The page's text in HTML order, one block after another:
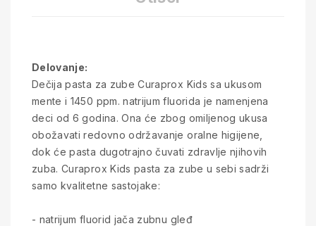
Delovanje:
Dečija pasta za zube Curaprox Kids sa ukusom
mente i 1450 ppm. natrijum fluorida je namenjena
deci od 6 godina. Ona će zbog omiljenog ukusa
obožavati redovno održavanje oralne higijene,
dok će pasta dugotrajno čuvati zdravlje njihovih
zuba. Curaprox Kids pasta za zube u sebi sadrži
samo kvalitetne sastojake:
- natrijum fluorid jača zubnu gleđ